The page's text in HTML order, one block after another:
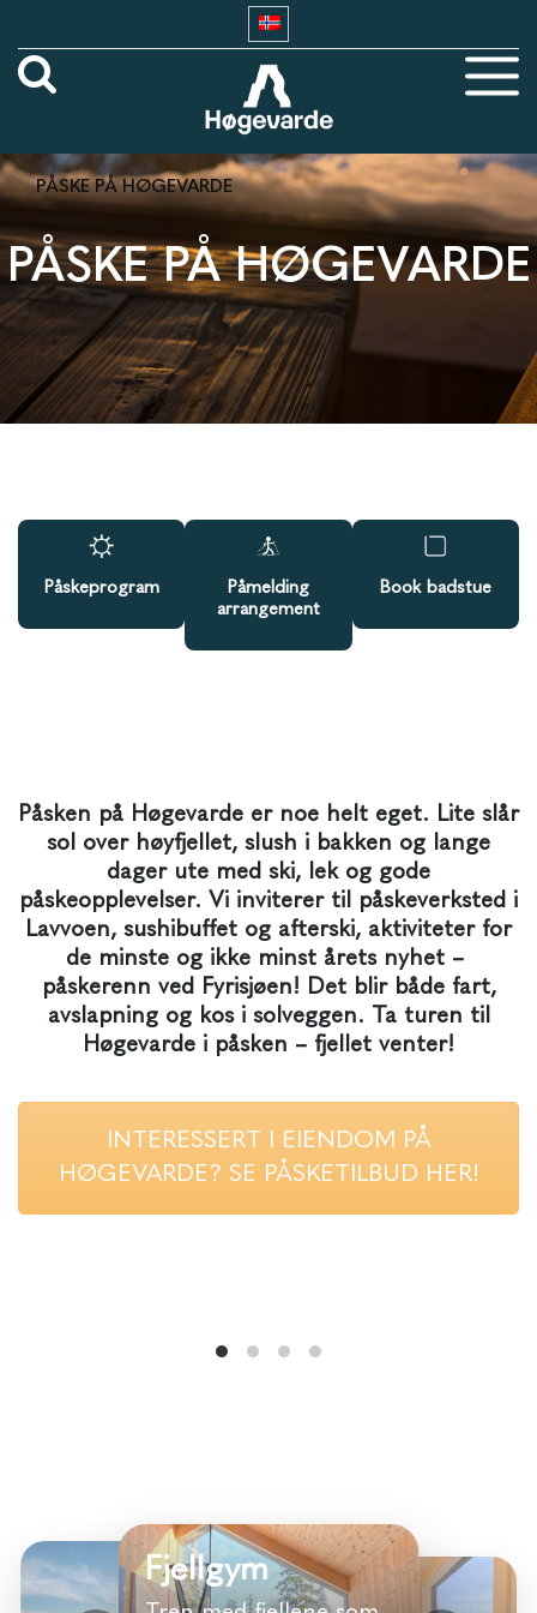
PÅSKE PÅ HØGEVARDE
PÅSKE PÅ HØGEVARDE
Påskeprogram
Påmelding
arrangement
Book badstue
Påsken på Høgevarde er noe helt eget. Lite slår
sol over høyfjellet, slush i bakken og lange
dager ute med ski, lek og gode
påskeopplevelser. Vi inviterer til påskeverksted i
Lavvoen, sushibuffet og afterski, aktiviteter for
de minste og ikke minst årets nyhet –
påskerenn ved Fyrisjøen! Det blir både fart,
avslapning og kos i solveggen. Ta turen til
Høgevarde i påsken – fjellet venter!
INTERESSERT I EIENDOM PÅ
HØGEVARDE? SE PÅSKETILBUD HER!
Fjellgym
Badstue